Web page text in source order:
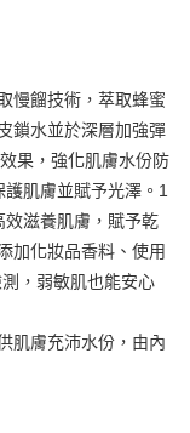
業銀行
業銀行
行
行
業銀行
行
）商業銀行
業銀行
行
業銀行
業銀行
行
行
業銀行
行
）商業銀行
慢餾技術，萃取蜂蜜
鎖水並於深層加強彈
果，強化肌膚水份防
肌膚並賦予光澤。1
滋養肌膚，賦予乾
加化妝品香料、使用
，弱敏肌也能安心
肌膚充沛水份，由內